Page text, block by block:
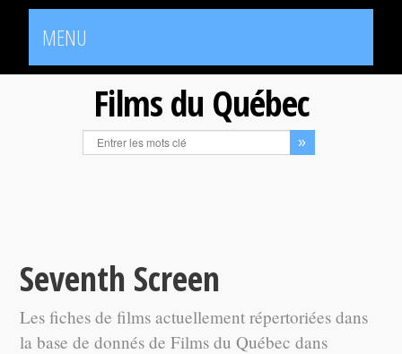
MENU
Films du Québec
Seventh Screen
Les fiches de films actuellement répertoriées dans
la base de donnés de Films du Québec dans